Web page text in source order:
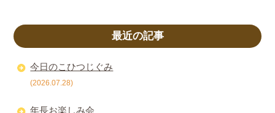
最近の記事
今日のこひつじぐみ
(2026.07.28)
年長お楽しみ会